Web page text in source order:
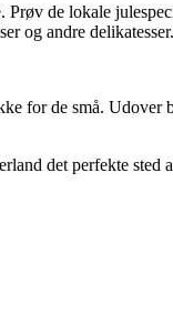
de lokale
og andre delikatesser.
de små. Udover
det perfekte